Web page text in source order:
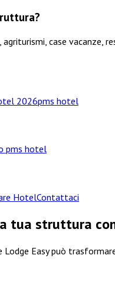
case vacanze,
2026pms hotel
pms hotel
HotelContattaci
tua struttura
Lodge Easy può